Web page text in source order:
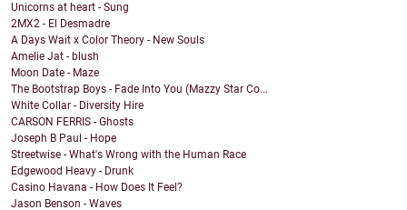
Unicorns at heart - Sung
2MX2 - El Desmadre
A Days Wait x Color Theory - New Souls
Amelie Jat - blush
Moon Date - Maze
The Bootstrap Boys - Fade Into You (Mazzy Star Co...
White Collar - Diversity Hire
CARSON FERRIS - Ghosts
Joseph B Paul - Hope
Streetwise - What's Wrong with the Human Race
Edgewood Heavy - Drunk
Casino Havana - How Does It Feel?
Jason Benson - Waves